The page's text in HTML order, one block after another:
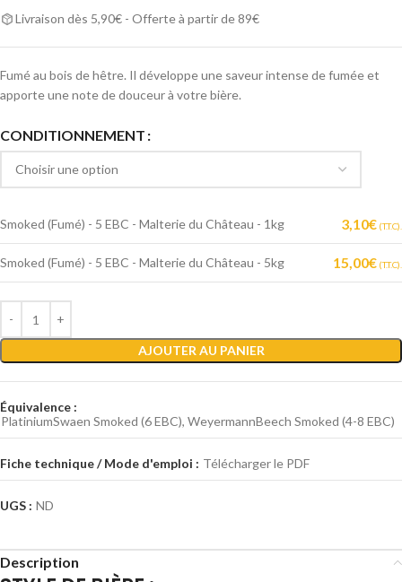
Livraison dès 5,90€ - Offerte à partir de 89€
Fumé au bois de hêtre. Il développe une saveur intense de fumée et
apporte une note de douceur à votre bière.
CONDITIONNEMENT
Smoked (Fumé) - 5 EBC - Malterie du Château - 1kg 3,10€ (T.T.C).
Smoked (Fumé) - 5 EBC - Malterie du Château - 5kg 15,00€ (T.T.C).
AJOUTER AU PANIER
Alternative:
Équivalence :
PlatiniumSwaen Smoked (6 EBC), WeyermannBeech Smoked (4-8 EBC)
Fiche technique / Mode d'emploi : Télécharger le PDF
UGS : ND
Description